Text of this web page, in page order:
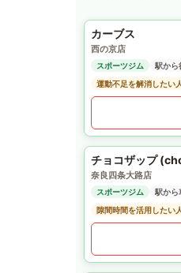
カーブス
西の京店
スポーツジム
駅から
運動不足を解消したい
チョコザップ
奈良四条大路店
スポーツジム
駅から
隙間時間を活用したい